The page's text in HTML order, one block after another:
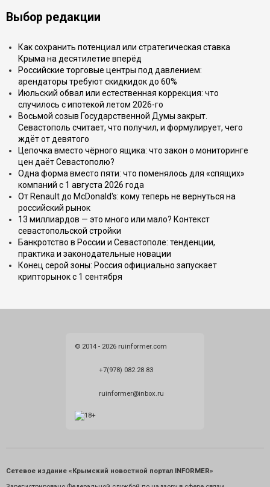
Выбор редакции
Как сохранить потенциал или стратегическая ставка
Крыма на десятилетие вперёд
Российские торговые центры под давлением:
арендаторы требуют скидкидок до 60%
Июльский обвал или естественная коррекция: что
случилось с ипотекой летом 2026-го
Восьмой созыв Государственной Думы закрыт.
Севастополь считает, что получил, и формулирует, чего
ждёт от девятого
Цепочка вместо чёрного ящика: что закон о мониторинге
цен даёт Севастополю?
Одна форма вместо пяти: что поменялось для «спящих»
компаний с 1 августа 2026 года
От Renault до McDonald's: кому теперь не вернуться на
российский рынок
13 миллиардов — это много или мало? Контекст
севастопольской стройки
Банкротство в России и Севастополе: тенденции,
практика и законодательные новации
Конец серой зоны: Россия официально запускает
крипторынок с 1 сентября
© 2014 - 2026 ruinformer.com
+7(978) 082 28 83
ruinformer@inbox.ru
Сетевое издание «Крымский новостной портал INFORMER»